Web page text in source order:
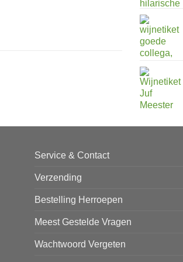
Service & Contact
Verzending
Bestelling Herroepen
Meest Gestelde Vragen
Wachtwoord Vergeten